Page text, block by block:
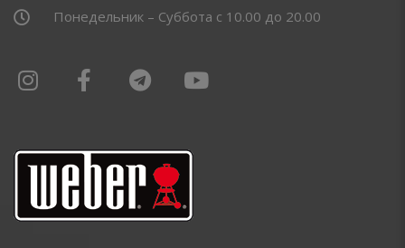
Понедельник – Суббота с 10.00 до 20.00